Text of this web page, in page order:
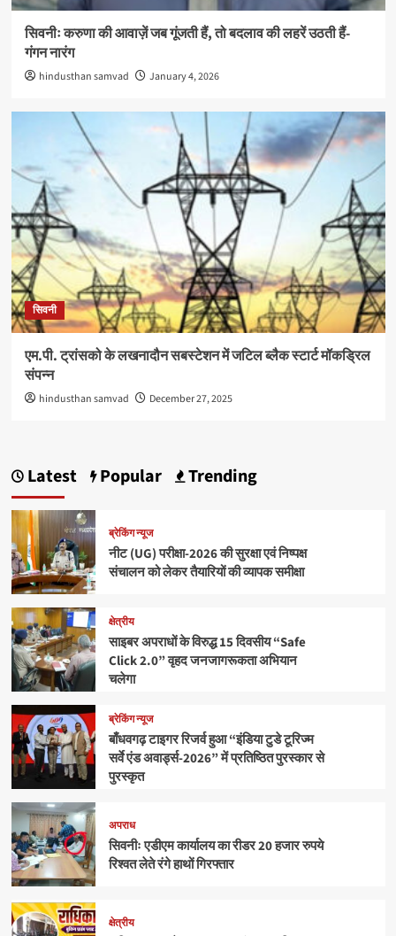
सिवनीः करुणा की आवाज़ें जब गूंजती हैं, तो बदलाव की लहरें उठती हैं-
गंगन नारंग
hindusthan samvad January 4, 2026
सिवनी
एम.पी. ट्रांसको के लखनादौन सबस्टेशन में जटिल ब्लैक स्टार्ट मॉकड्रिल
संपन्न
hindusthan samvad December 27, 2025
Latest Popular Trending
ब्रेकिंग न्यूज
नीट (UG) परीक्षा-2026 की सुरक्षा एवं निष्पक्ष
संचालन को लेकर तैयारियों की व्यापक समीक्षा
क्षेत्रीय
साइबर अपराधों के विरुद्ध 15 दिवसीय “Safe
Click 2.0” वृहद जनजागरूकता अभियान
चलेगा
ब्रेकिंग न्यूज
बाँधवगढ़ टाइगर रिजर्व हुआ “इंडिया टुडे टूरिज्म
सर्वे एंड अवार्ड्स-2026” में प्रतिष्ठित पुरस्कार से
पुरस्कृत
अपराध
सिवनीः एडीएम कार्यालय का रीडर 20 हजार रुपये
रिश्वत लेते रंगे हाथों गिरफ्तार
क्षेत्रीय